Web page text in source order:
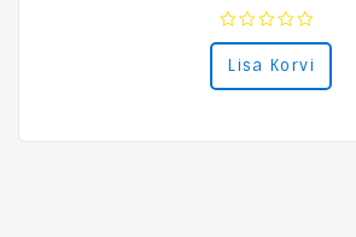
0
out
of
Lisa Korvi